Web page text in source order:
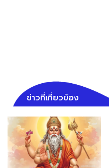
ข่าวที่เกี่ยวข้อง